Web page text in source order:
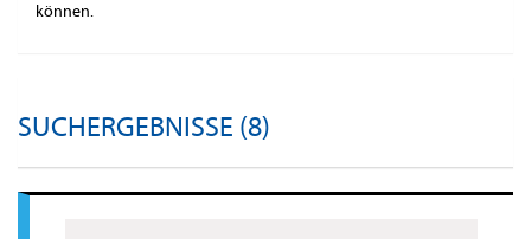
können.
SUCHERGEBNISSE (8)